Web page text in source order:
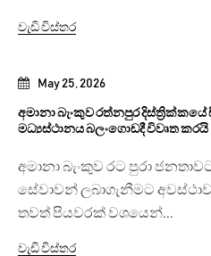
May 25, 2026
අමානා බැංකුව රත්නපුර දිස්ත්‍රික්කයේ
මධ්‍යස්ථානය බලංගොඩදී විවෘත කරයි
අමානා බැංකුව රට පුරා
සේවාවන් ලබාගැනීමට
තවත් පියවරක් වශයෙන්...
වැඩි විස්තර
වැඩි විස්තර